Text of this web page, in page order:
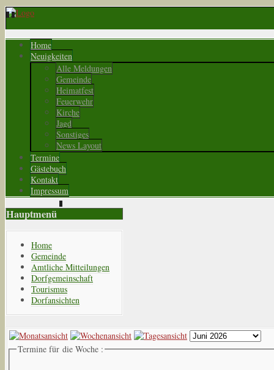
Home
Neuigkeiten
Alle Meldungen
Gemeinde
Heimatfest
Feuerwehr
Kirche
Jagd
Sonstiges
News Layout
Termine
Gästebuch
Kontakt
Impressum
Hauptmenü
Home
Gemeinde
Amtliche Mitteilungen
Dorfgemeinschaft
Tourismus
Dorfansichten
Termine für die Woche :